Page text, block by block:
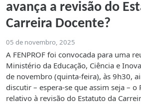
avança a revisão do
Carreira Docente?
05 de novembro, 2025
A FENPROF foi convocada para uma
Ministério da Educação, Ciência e
de novembro (quinta-feira), às 9h30,
discutir – espera-se que assim seja –
relativo à revisão do Estatuto da